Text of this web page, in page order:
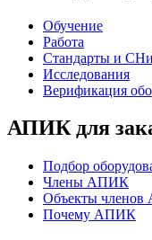
Обучение
Работа
Стандарты и
Исследования
Верификация
АПИК для
Подбор
Члены АПИК
Объекты
Почему АПИК